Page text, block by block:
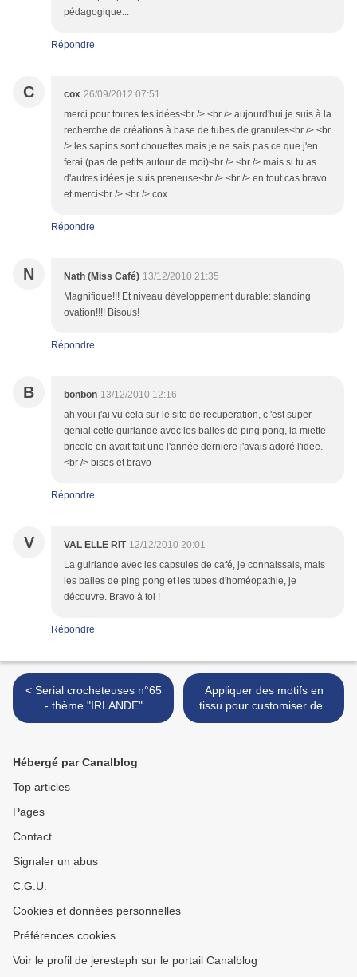
pédagogique...
Répondre
C cox 26/09/2012 07:51
merci pour toutes tes idées<br /> <br /> aujourd'hui je suis à la
recherche de créations à base de tubes de granules<br /> <br
/> les sapins sont chouettes mais je ne sais pas ce que j'en
ferai (pas de petits autour de moi)<br /> <br /> mais si tu as
d'autres idées je suis preneuse<br /> <br /> en tout cas bravo
et merci<br /> <br /> cox
Répondre
N Nath (Miss Café) 13/12/2010 21:35
Magnifique!!! Et niveau développement durable: standing
ovation!!!! Bisous!
Répondre
B bonbon 13/12/2010 12:16
ah voui j'ai vu cela sur le site de recuperation, c 'est super
genial cette guirlande avec les balles de ping pong, la miette
bricole en avait fait une l'année derniere j'avais adoré l'idee.
<br /> bises et bravo
Répondre
V VAL ELLE RIT 12/12/2010 20:01
La guirlande avec les capsules de café, je connaissais, mais
les balles de ping pong et les tubes d'homéopathie, je
découvre. Bravo à toi !
Répondre
< Serial crocheteuses n°65
- thème "IRLANDE"
Appliquer des motifs en
tissu pour customiser des
vêtements, des trousses,
Hébergé par Canalblog
Top articles
Pages
Contact
Signaler un abus
C.G.U.
Cookies et données personnelles
Préférences cookies
Voir le profil de jeresteph sur le portail Canalblog